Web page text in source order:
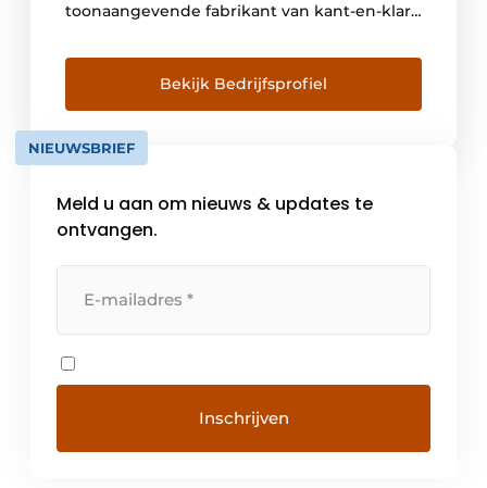
toonaangevende fabrikant van kant-en-klare
op bouwplaatsen aanzienlijk verbeteren.
Vandaag, 150 jaar later, is Cantillana een
belangrijke speler in Europa, met fabrieken
in België, Nederland, Frankrijk en Duitsland.
We bedienen klanten […]
Bekijk Bedrijfsprofiel
NIEUWSBRIEF
Meld u aan om nieuws & updates te
ontvangen.